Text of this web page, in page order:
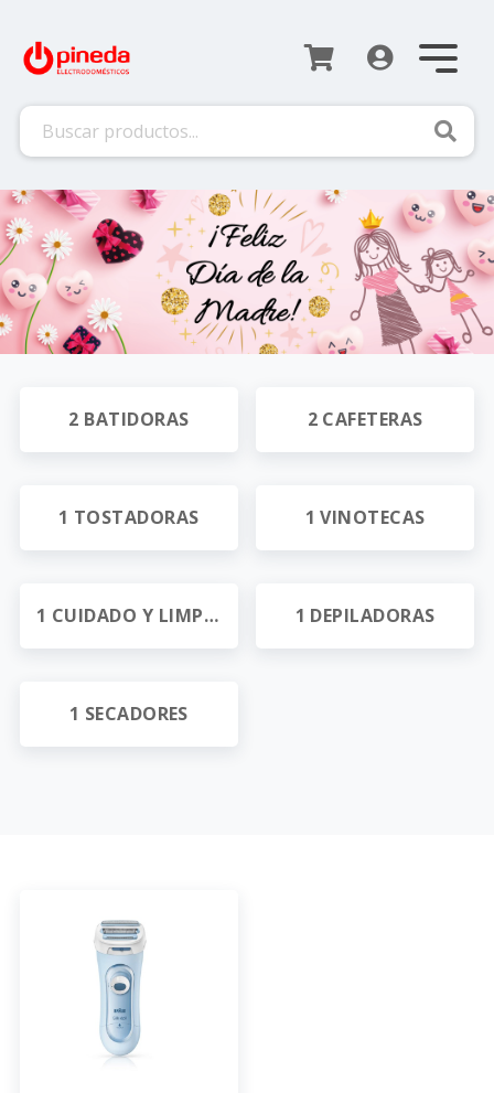
2 BATIDORAS 2 CAFETERAS
1 TOSTADORAS 1 VINOTECAS
1 CUIDADO Y LIMPIEZA 1 DEPILADORAS
1 SECADORES